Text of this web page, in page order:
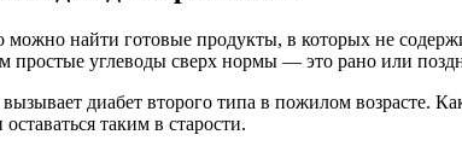
можно найти готовые продукты, в которых не
простые углеводы сверх нормы — это рано или
диабет второго типа в пожилом возрасте.
таким в старости.